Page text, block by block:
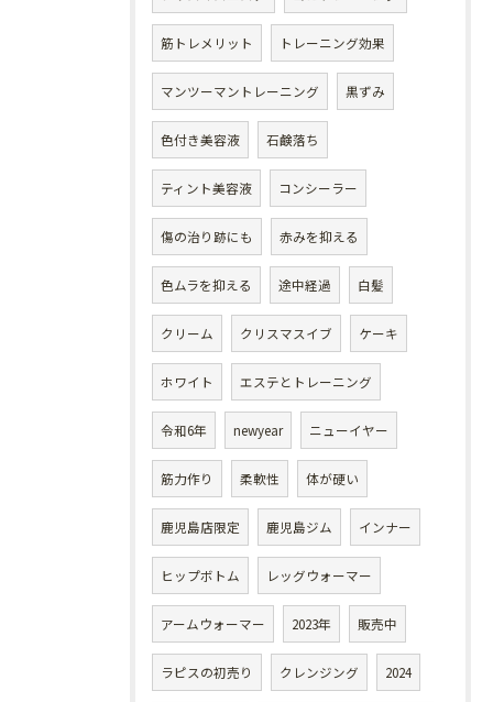
筋トレメリット トレーニング効果
マンツーマントレーニング 黒ずみ
色付き美容液 石鹸落ち
ティント美容液 コンシーラー
傷の治り跡にも 赤みを抑える
色ムラを抑える 途中経過 白髪
クリーム クリスマスイブ ケーキ
ホワイト エステとトレーニング
令和6年 newyear ニューイヤー
筋力作り 柔軟性 体が硬い
鹿児島店限定 鹿児島ジム インナー
ヒップボトム レッグウォーマー
アームウォーマー 2023年 販売中
ラピスの初売り クレンジング 2024